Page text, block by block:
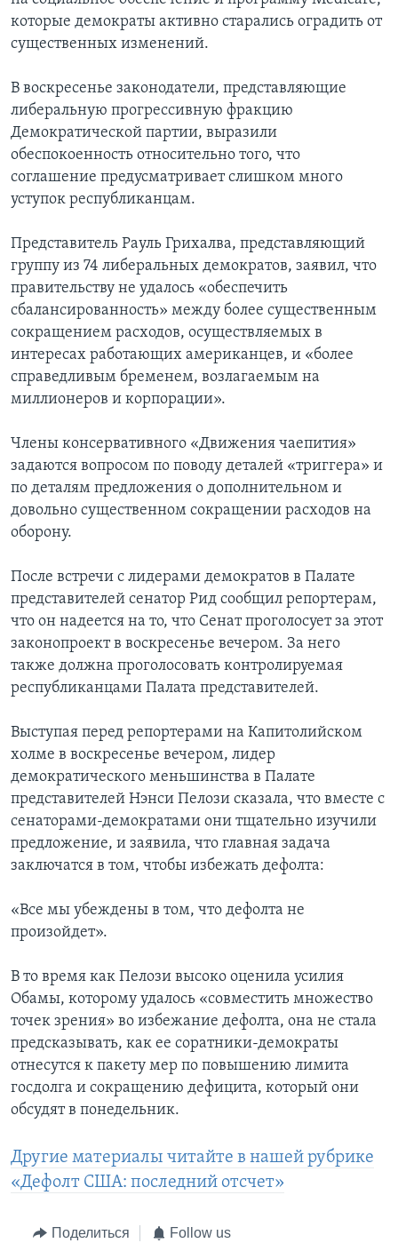
которые демократы активно старались оградить от
существенных изменений.
В воскресенье законодатели, представляющие
либеральную прогрессивную фракцию
Демократической партии, выразили
обеспокоенность относительно того, что
соглашение предусматривает слишком много
уступок республиканцам.
Представитель Рауль Грихалва, представляющий
группу из 74 либеральных демократов, заявил, что
правительству не удалось «обеспечить
сбалансированность» между более существенным
сокращением расходов, осуществляемых в
интересах работающих американцев, и «более
справедливым бременем, возлагаемым на
миллионеров и корпорации».
Члены консервативного «Движения чаепития»
задаются вопросом по поводу деталей «триггера» и
по деталям предложения о дополнительном и
довольно существенном сокращении расходов на
оборону.
После встречи с лидерами демократов в Палате
представителей сенатор Рид сообщил репортерам,
что он надеется на то, что Сенат проголосует за этот
законопроект в воскресенье вечером. За него
также должна проголосовать контролируемая
республиканцами Палата представителей.
Выступая перед репортерами на Капитолийском
холме в воскресенье вечером, лидер
демократического меньшинства в Палате
представителей Нэнси Пелози сказала, что вместе с
сенаторами-демократами они тщательно изучили
предложение, и заявила, что главная задача
заключатся в том, чтобы избежать дефолта:
«Все мы убеждены в том, что дефолта не
произойдет».
В то время как Пелози высоко оценила усилия
Обамы, которому удалось «совместить множество
точек зрения» во избежание дефолта, она не стала
предсказывать, как ее соратники-демократы
отнесутся к пакету мер по повышению лимита
госдолга и сокращению дефицита, который они
обсудят в понедельник.
Другие материалы читайте в нашей рубрике
«Дефолт США: последний отсчет»
Поделиться Follow us